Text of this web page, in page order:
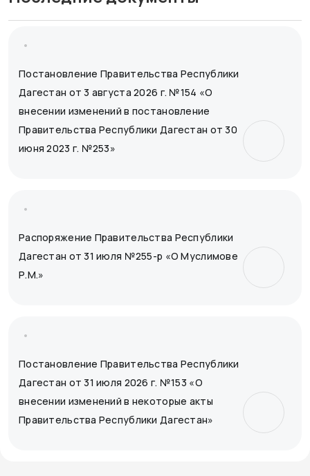
Постановление Правительства Республики
Дагестан от 3 августа 2026 г. №154 «О
внесении изменений в постановление
Правительства Республики Дагестан от 30
июня 2023 г. №253»
Распоряжение Правительства Республики
Дагестан от 31 июля №255-р «О Муслимове
Р.М.»
Постановление Правительства Республики
Дагестан от 31 июля 2026 г. №153 «О
внесении изменений в некоторые акты
Правительства Республики Дагестан»